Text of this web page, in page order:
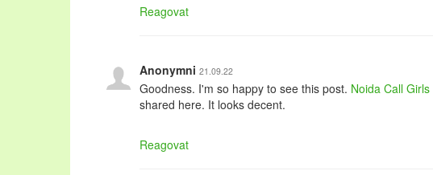
Reagovat
Anonymni 21.09.22
Goodness. I'm so happy to see this post. Noida Call Girls
shared here. It looks decent.
Reagovat